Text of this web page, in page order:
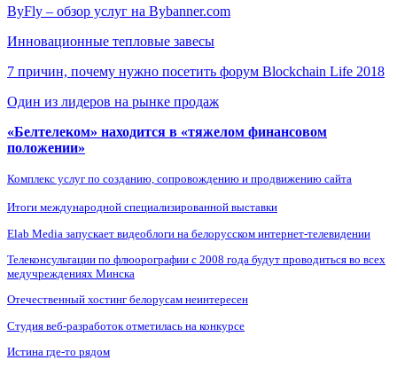
ByFly – обзор услуг на Bybanner.com
Инновационные тепловые завесы
7 причин, почему нужно посетить форум Blockchain Life 2018
Один из лидеров на рынке продаж
«Белтелеком» находится в «тяжелом финансовом
положении»
Комплекс услуг по созданию, сопровождению и продвижению сайта
Итоги международной специализированной выставки
Elab Media запускает видеоблоги на белорусском интернет-телевидении
Телеконсультации по флюорографии с 2008 года будут проводиться во всех
медучреждениях Минска
Отечественный хостинг белорусам неинтересен
Студия веб-разработок отметилась на конкурсе
Истина где-то рядом